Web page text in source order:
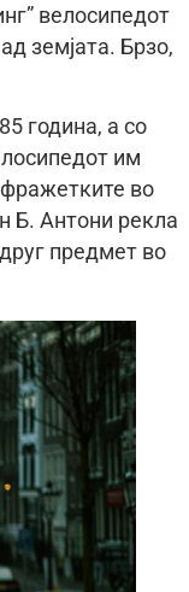
велосипедот
земјата. Брзо,
година, а со
им
во
Б. Антони рекла
предмет во